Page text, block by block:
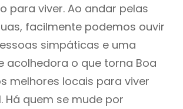
para viver. Ao andar pelas
facilmente podemos ouvir
simpáticas e uma
acolhedora o que torna Boa
melhores locais para viver
Há quem se mude por